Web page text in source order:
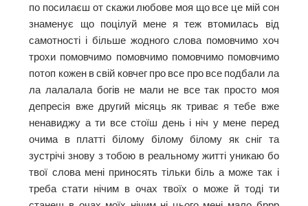
по посилаєш от скажи любове моя що все це мій сон
знаменує що поцілуй мене я теж втомилась від
самотності і більше жодного слова помовчимо хоч
трохи помовчимо помовчимо помовчимо помовчимо
потоп кожен в свій ковчег про все про все подбали ла
ла лалалала богів не мали не все так просто моя
депресія вже другий місяць як триває я тебе вже
ненавиджу а ти все стоїш день і ніч у мене перед
очима в платті білому білому білому як сніг та
зустрічі знову з тобою в реальному житті уникаю бо
твої слова мені приносять тільки біль а може так і
треба стати нічим в очах твоїх о може й тоді ти